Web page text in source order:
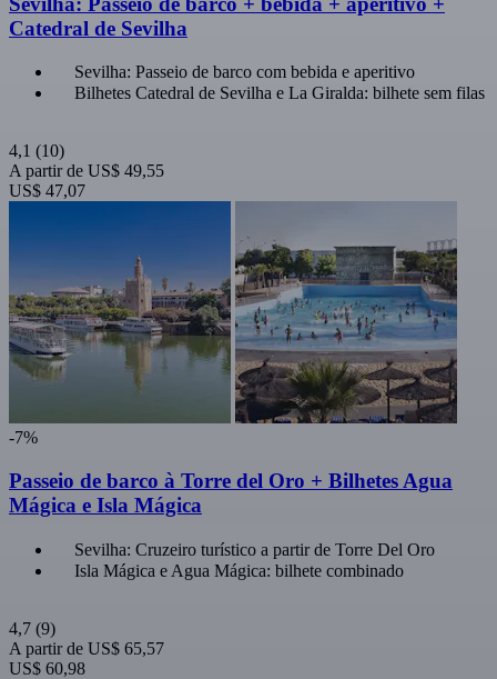
Catedral de Sevilha
Sevilha: Passeio de barco com bebida e aperitivo
Bilhetes Catedral de Sevilha e La Giralda: bilhete sem filas
4,1 (10)
A partir de US$ 49,55
US$ 47,07
-7%
Passeio de barco à Torre del Oro + Bilhetes Agua
Mágica e Isla Mágica
Sevilha: Cruzeiro turístico a partir de Torre Del Oro
Isla Mágica e Agua Mágica: bilhete combinado
4,7 (9)
A partir de US$ 65,57
US$ 60,98